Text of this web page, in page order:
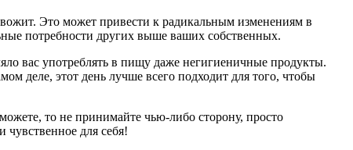
Это может привести к радикальным изменениям в
потребности других выше ваших собственных.
вас употреблять в пищу даже негигиеничные продукты.
деле, этот день лучше всего подходит для того, чтобы
то не принимайте чью-либо сторону, просто
для себя!